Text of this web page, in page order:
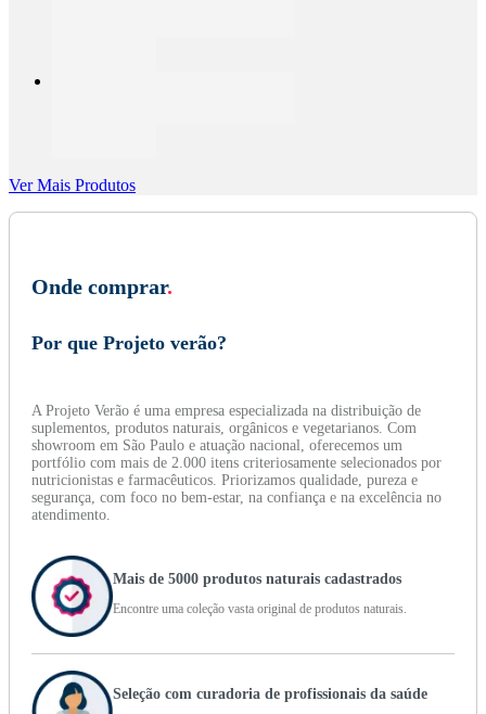
Ver Mais Produtos
Onde comprar.
Por que Projeto verão?
A Projeto Verão é uma empresa especializada na distribuição de
suplementos, produtos naturais, orgânicos e vegetarianos. Com
showroom em São Paulo e atuação nacional, oferecemos um
portfólio com mais de 2.000 itens criteriosamente selecionados por
nutricionistas e farmacêuticos. Priorizamos qualidade, pureza e
segurança, com foco no bem-estar, na confiança e na excelência no
atendimento.
Mais de 5000 produtos naturais cadastrados
Encontre uma coleção vasta original de produtos naturais.
Seleção com curadoria de profissionais da saúde